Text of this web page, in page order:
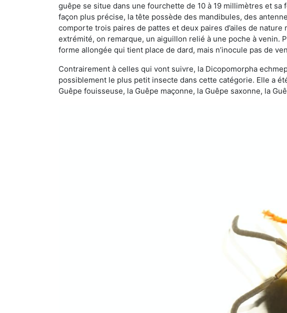
guêpe se situe dans une fourchette de 10 à 19 millimètres et
façon plus précise, la tête possède des mandibules, des
comporte trois paires de pattes et deux paires d’ailes de
extrémité, on remarque, un aiguillon relié à une poche à venin.
forme allongée qui tient place de dard, mais n’inocule pas de
Contrairement à celles qui vont suivre, la Dicopomorpha
possiblement le plus petit insecte dans cette catégorie. Elle a
Guêpe fouisseuse, la Guêpe maçonne, la Guêpe saxonne, la